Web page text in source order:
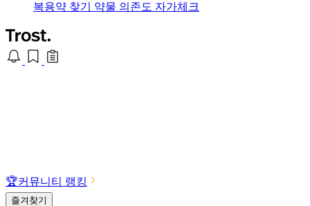
복용약 찾기 약물 의존도 자가체크
🏆커뮤니티 랭킹
즐겨찾기